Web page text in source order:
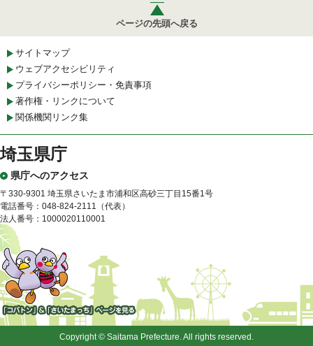
ページの先頭へ戻る
サイトマップ
ウェブアクセシビリティ
プライバシーポリシー・免責事項
著作権・リンクについて
関係機関リンク集
埼玉県庁
県庁へのアクセス
〒330-9301 埼玉県さいたま市浦和区高砂三丁目15番1号
電話番号：048-824-2111（代表）
法人番号：1000020110001
「コバトン」&「さいたまっ
Copyright © Saitama Prefecture. All rights reserved.